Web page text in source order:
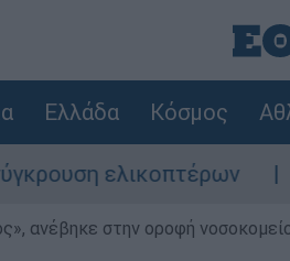
Ελλάδα Κόσμος
Μπαράζ
ανέβηκε στην οροφή